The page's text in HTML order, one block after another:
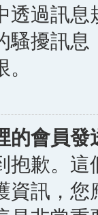
透過訊
騷擾訊
的會員
抱歉。
資訊，